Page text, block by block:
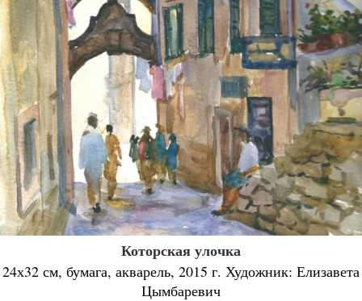
Которская улочка
24х32 см, бумага, акварель, 2015 г. Художник: Елизавета
Цымбаревич